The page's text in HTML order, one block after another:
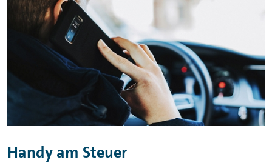
Handy am Steuer